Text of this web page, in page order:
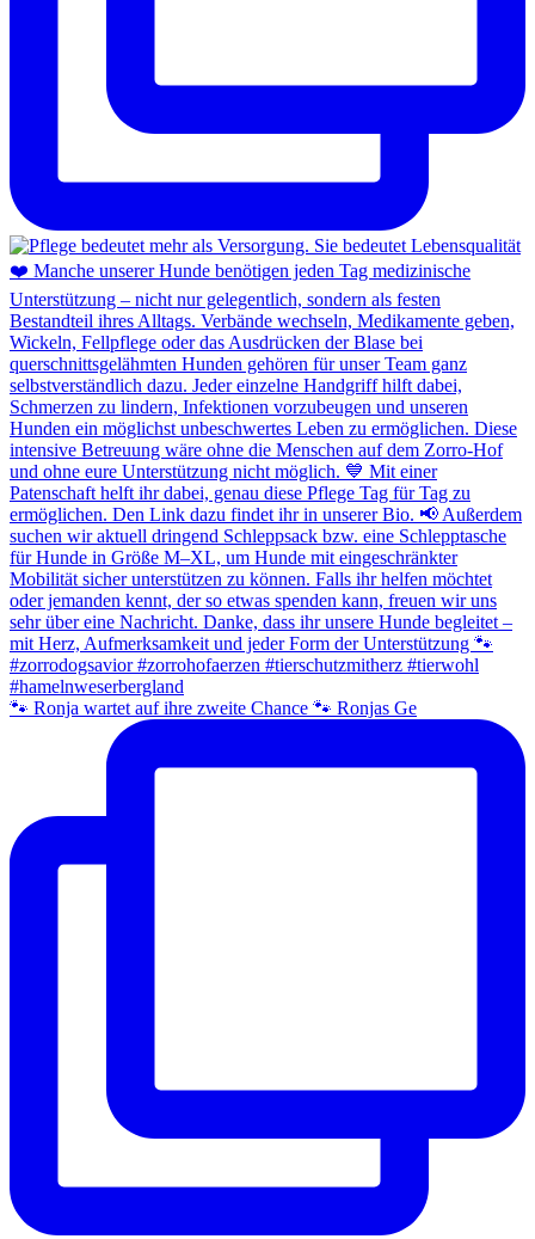
🐾 Ronja wartet auf ihre zweite Chance 🐾 Ronjas Ge